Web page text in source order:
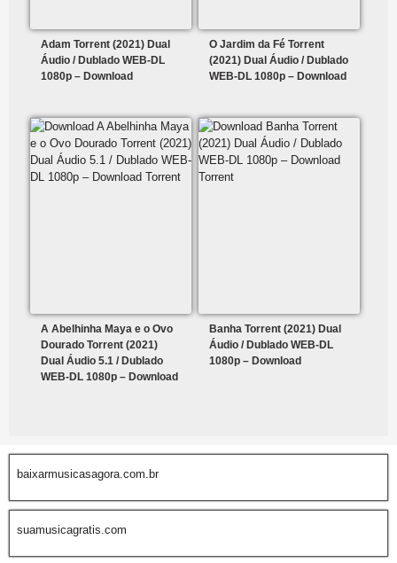
Adam Torrent (2021) Dual
Áudio / Dublado WEB-DL
1080p – Download
O Jardim da Fé Torrent
(2021) Dual Áudio / Dublado
WEB-DL 1080p – Download
A Abelhinha Maya e o Ovo
Dourado Torrent (2021)
Dual Áudio 5.1 / Dublado
WEB-DL 1080p – Download
Banha Torrent (2021) Dual
Áudio / Dublado WEB-DL
1080p – Download
baixarmusicasagora.com.br
suamusicagratis.com